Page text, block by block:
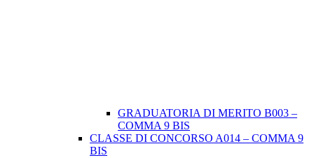
GRADUATORIA DI MERITO B003 –
COMMA 9 BIS
CLASSE DI CONCORSO A014 – COMMA 9
BIS